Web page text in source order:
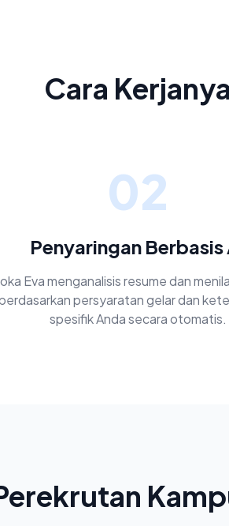
Cara Kerjanya
02
Penyaringan Berbasis
Eva menganalisis resume dan
persyaratan gelar dan
spesifik Anda secara otomatis.